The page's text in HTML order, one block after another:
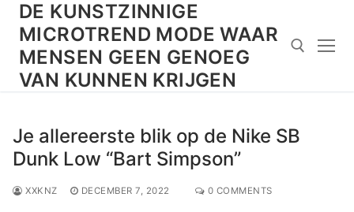
Skip
content
DE KUNSTZINNIGE
MICROTREND MODE WAAR
MENSEN GEEN GENOEG
VAN KUNNEN KRIJGEN
Je allereerste blik op de Nike SB
Dunk Low “Bart Simpson”
XXKNZ DECEMBER 7, 2022 0 COMMENTS